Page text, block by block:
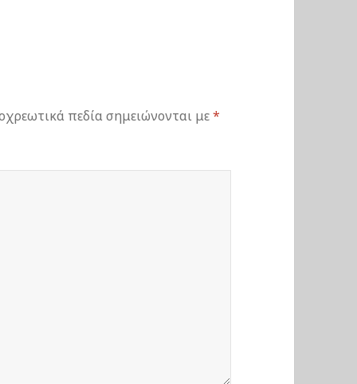
πεδία σημειώνονται με*